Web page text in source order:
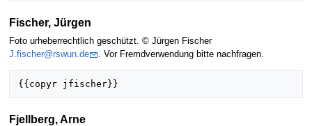
Fischer, Jürgen
Foto urheberrechtlich geschützt. © Jürgen Fischer
J.fischer@rswun.de
. Vor Fremdverwendung bitte nachfragen.
Fjellberg, Arne